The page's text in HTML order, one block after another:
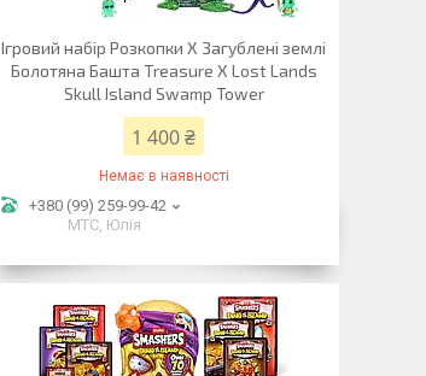
Ігровий набір Розкопки X Загублені землі
Болотяна Башта Treasure X Lost Lands
Skull Island Swamp Tower
1 400 ₴
Немає в наявності
+380 (99) 259-99-42
МТС, Юлія